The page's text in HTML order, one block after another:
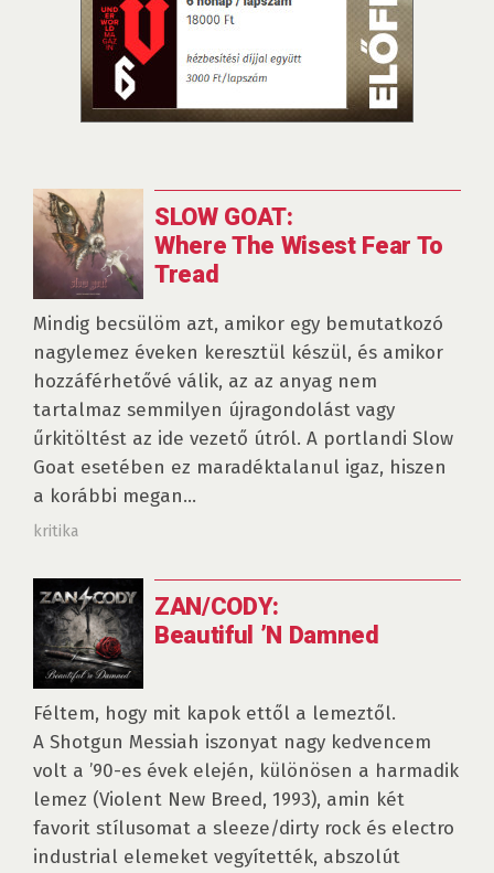
SLOW GOAT:
Where The Wisest Fear To
Tread
Mindig becsülöm azt, amikor egy bemutatkozó
nagylemez éveken keresztül készül, és amikor
hozzáférhetővé válik, az az anyag nem
tartalmaz semmilyen újragondolást vagy
űrkitöltést az ide vezető útról. A portlandi Slow
Goat esetében ez maradéktalanul igaz, hiszen
a korábbi megan...
kritika
ZAN/CODY:
Beautiful ’N Damned
Féltem, hogy mit kapok ettől a lemeztől.
A Shotgun Messiah iszonyat nagy kedvencem
volt a ’90-es évek elején, különösen a harmadik
lemez (Violent New Breed, 1993), amin két
favorit stílusomat a sleeze/dirty rock és electro
industrial elemeket vegyítették, abszolút